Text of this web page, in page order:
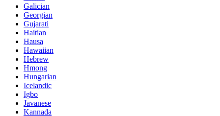
Galician
Georgian
Gujarati
Haitian
Hausa
Hawaiian
Hebrew
Hmong
Hungarian
Icelandic
Igbo
Javanese
Kannada